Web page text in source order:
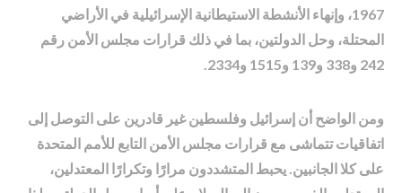
1967، وإنهاء الأنشطة الاستيطانية الإسرائيلية في الأراضي
المحتلة، وحل الدولتين، بما في ذلك قرارات مجلس الأمن رقم
242 و338 و139 و1515 و2334.
ومن الواضح أن إسرائيل وفلسطين غير قادرين على التوصل إلى
اتفاقيات تتماشى مع قرارات مجلس الأمن التابع للأمم المتحدة
على كلا الجانبين. يحبط المتشددون مرارًا وتكرارًا المعتدلين،